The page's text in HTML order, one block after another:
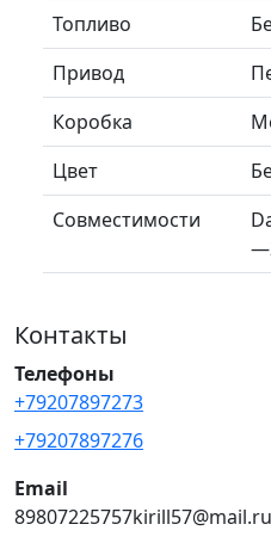
Топливо
Привод
Коробка
Цвет
Совместимости
Контакты
Телефоны
+79207897273
+79207897276
Email
89807225757kirill57@mail.ru